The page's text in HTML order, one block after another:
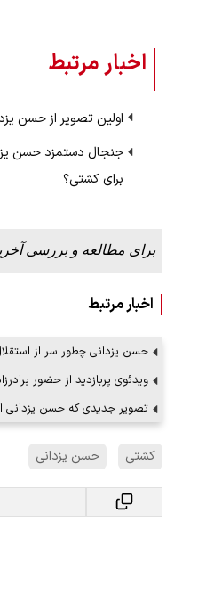
اخبار مرتبط
اولین تصویر از حسن
برای کشتی؟
برای مطالعه و بررسی آخرین
اخبار مرتبط
حسن یزدانی چطور سر از
ویدئوی پربازدید از حضور
تصویر جدیدی که حسن یزدانی
کشتی حسن یزدانی